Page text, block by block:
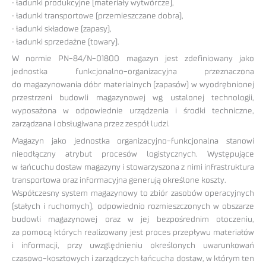
• ładunki produkcyjne (materiały wytwórcze),
• ładunki transportowe (przemieszczane dobra),
• ładunki składowe (zapasy),
• ładunki sprzedażne (towary).
W normie PN-84/N-01800 magazyn jest zdefiniowany jako
jednostka funkcjonalno-organizacyjna przeznaczona
do magazynowania dóbr materialnych (zapasów) w wyodrębnionej
przestrzeni budowli magazynowej wg ustalonej technologii,
wyposażona w odpowiednie urządzenia i środki techniczne,
zarządzana i obsługiwana przez zespół ludzi.
Magazyn jako jednostka organizacyjno-funkcjonalna stanowi
nieodłączny atrybut procesów logistycznych. Występujące
w łańcuchu dostaw magazyny i stowarzyszona z nimi infrastruktura
transportowa oraz informacyjna generują określone koszty.
Współczesny system magazynowy to zbiór zasobów operacyjnych
(stałych i ruchomych), odpowiednio rozmieszczonych w obszarze
budowli magazynowej oraz w jej bezpośrednim otoczeniu,
za pomocą których realizowany jest proces przepływu materiałów
i informacji, przy uwzględnieniu określonych uwarunkowań
czasowo-kosztowych i zarządczych łańcucha dostaw, w którym ten